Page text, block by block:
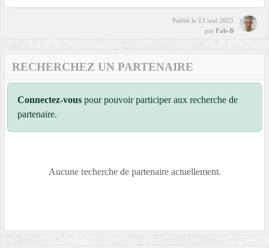
Publié le 13 mai 2025
par Fab-B
RECHERCHEZ UN PARTENAIRE
Connectez-vous pour pouvoir participer aux recherche de
partenaire.
Aucune recherche de partenaire actuellement.